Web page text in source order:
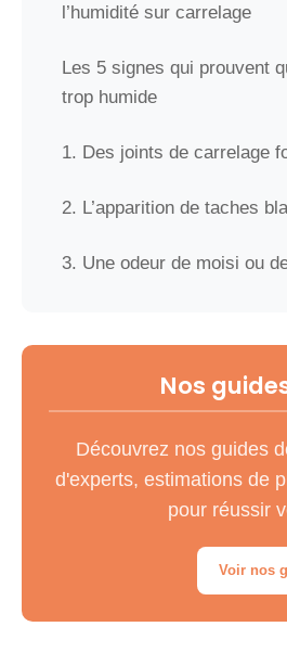
l’humidité sur carrelage
Les 5 signes qui prouvent
trop humide
1. Des joints de carrelage
2. L’apparition de taches
3. Une odeur de moisi ou
5. Le décollement des
en maison ancienne
Cause n°1 : Les remontées
n°1 des vieilles bâtisses
Cause n°2 : Les infiltrations
Nos
Découvrez nos guides
d'experts, estimations de
pour réussir
Voir nos